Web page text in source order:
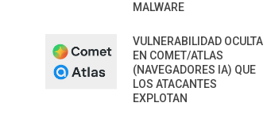
MALWARE
VULNERABILIDAD OCULTA
EN COMET/ATLAS
(NAVEGADORES IA) QUE
LOS ATACANTES
EXPLOTAN